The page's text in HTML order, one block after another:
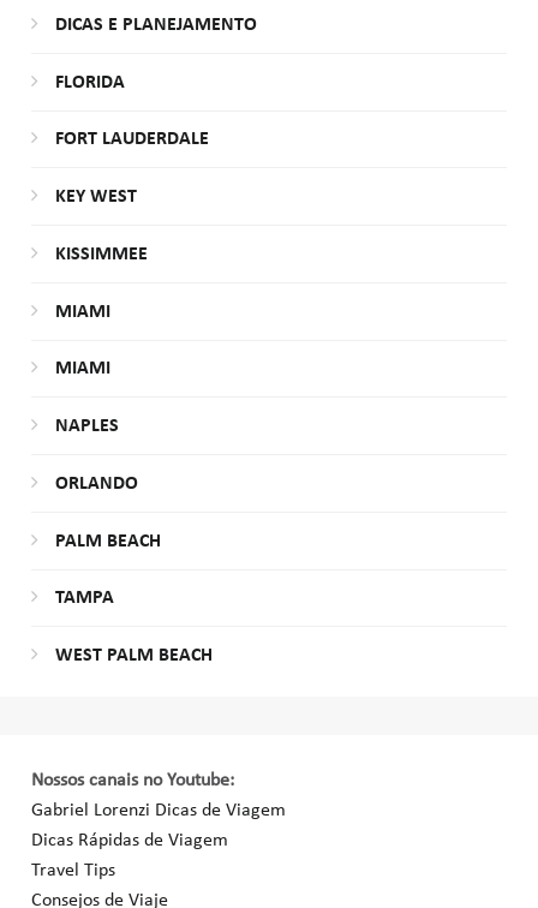
DICAS E PLANEJAMENTO
FLORIDA
FORT LAUDERDALE
KEY WEST
KISSIMMEE
MIAMI
MIAMI
NAPLES
ORLANDO
PALM BEACH
TAMPA
WEST PALM BEACH
Nossos canais no Youtube:
Gabriel Lorenzi Dicas de Viagem
Dicas Rápidas de Viagem
Travel Tips
Consejos de Viaje